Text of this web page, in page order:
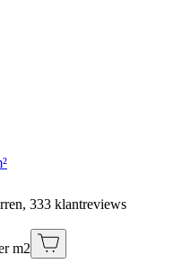
333 klantreviews
m2